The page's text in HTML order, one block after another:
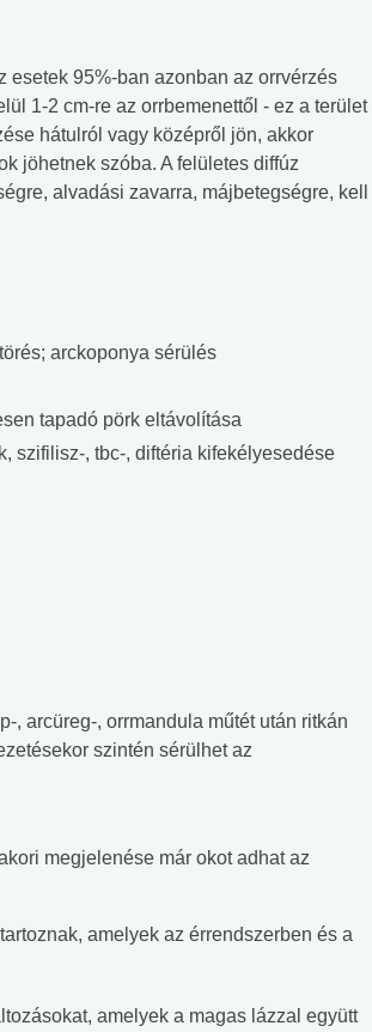
esetek 95%-ban azonban az orrvérzés
1-2 cm-re az orrbemenettől - ez a terület
hátulról vagy középről jön, akkor
jöhetnek szóba. A felületes diffúz
alvadási zavarra, májbetegségre, kell
arckoponya sérülés
tapadó pörk eltávolítása
szifilisz-, tbc-, diftéria kifekélyesedése
, arcüreg-, orrmandula műtét után ritkán
szintén sérülhet az
megjelenése már okot adhat az
amelyek az érrendszerben és a
amelyek a magas lázzal együtt